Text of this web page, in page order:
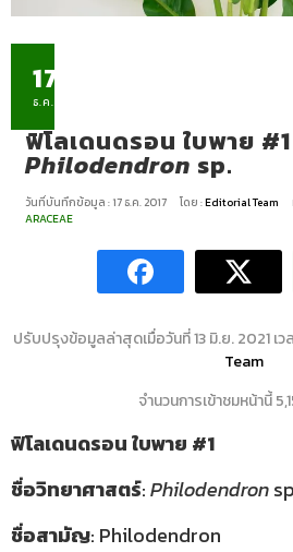
17
ธ.ค.
ฟิโลเดนดรอน ใบพาย #1
Philodendron sp.
วันที่บันทึกข้อมูล : 17 ธ.ค. 2017 โดย :Editorial Team
ARACEAE
ปรับปรุงข้อมูลล่าสุดเมื่อวันที่ 13 มิ.ย. 2021 เ
Team
จำนวนการเข้าชมหน้านี้
ฟิโลเดนดรอน ใบพาย #1
ชื่อวิทยาศาสตร์:Philodendron
ชื่อสามัญ: Philodendron